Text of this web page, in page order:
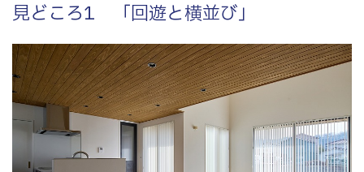
見どころ1 「回遊と横並び」